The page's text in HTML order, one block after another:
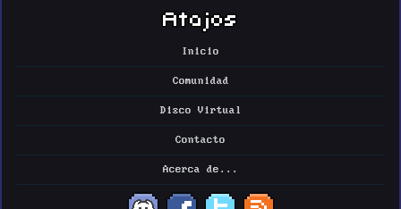
Atajos
Inicio
Comunidad
Disco Virtual
Contacto
Acerca de...